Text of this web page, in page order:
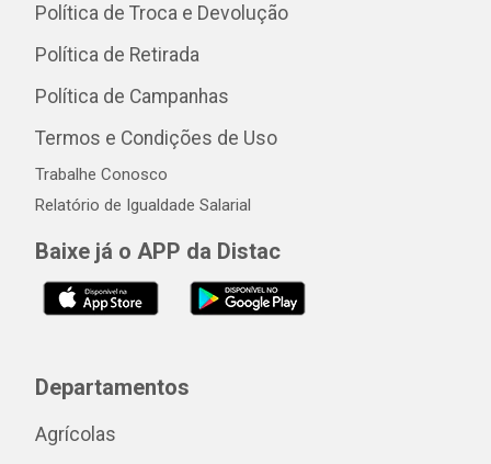
Política de Troca e Devolução
Política de Retirada
Política de Campanhas
Termos e Condições de Uso
Trabalhe Conosco
Relatório de Igualdade Salarial
Baixe já o APP da Distac
Departamentos
Agrícolas